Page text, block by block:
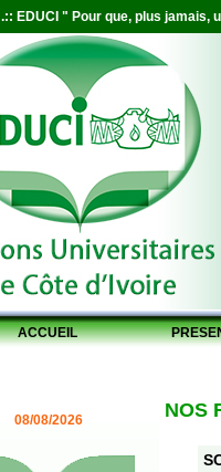
.:: EDUCI " Pour que, plus jamais,
ACCUEIL
08/08/2026 NOS